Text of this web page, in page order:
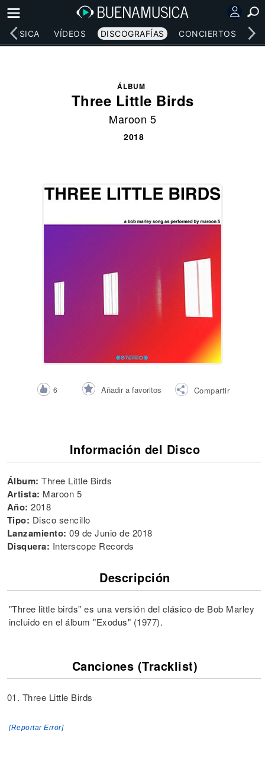
MÚSICA VÍDEOS DISCOGRAFÍAS CONCIERTOS
ÁLBUM
Three Little Birds
Maroon 5
2018
6 Añadir a favoritos Compartir
Información del Disco
Álbum: Three Little Birds
Artista: Maroon 5
Año: 2018
Tipo: Disco sencillo
Lanzamiento: 09 de Junio de 2018
Disquera: Interscope Records
Descripción
"Three little birds" es una versión del clásico de Bob Marley
incluido en el álbum "Exodus" (1977).
Canciones (Tracklist)
01. Three Little Birds
[Reportar Error]